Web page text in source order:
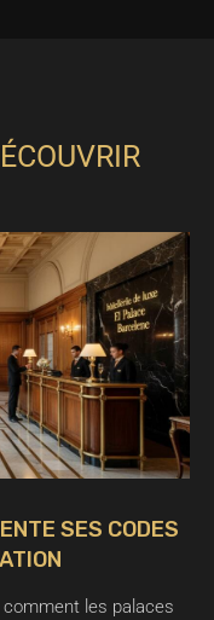
SES CODES
comment les palaces